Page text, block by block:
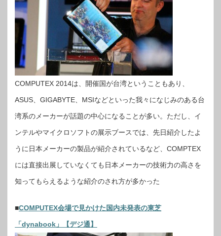
COMPUTEX 2014は、開催国が台湾ということもあり、
ASUS、GIGABYTE、MSIなどといった我々になじみのある台
湾系のメーカーが話題の中心になることが多い。ただし、イ
ンテルやマイクロソフトの展示ブースでは、先日紹介したよ
うに日本メーカーの製品が紹介されているなど、COMPTEX
には直接出展していなくても日本メーカーの技術力の高さを
知ってもらえるような紹介のされ方が多かった
■COMPUTEX会場で見かけた国内未発表の東芝
「dynabook」【デジ通】